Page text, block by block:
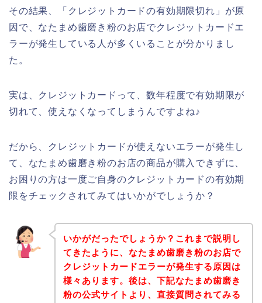
その結果、「クレジットカードの有効期限切れ」が原
因で、なたまめ歯磨き粉のお店でクレジットカードエ
ラーが発生している人が多くいることが分かりまし
た。
実は、クレジットカードって、数年程度で有効期限が
切れて、使えなくなってしまうんですよね♪
だから、クレジットカードが使えないエラーが発生し
て、なたまめ歯磨き粉のお店の商品が購入できずに、
お困りの方は一度ご自身のクレジットカードの有効期
限をチェックされてみてはいかがでしょうか？
いかがだったでしょうか？これまで説明し
てきたように、なたまめ歯磨き粉のお店で
クレジットカードエラーが発生する原因は
様々あります。後は、下記なたまめ歯磨き
粉の公式サイトより、直接質問されてみる